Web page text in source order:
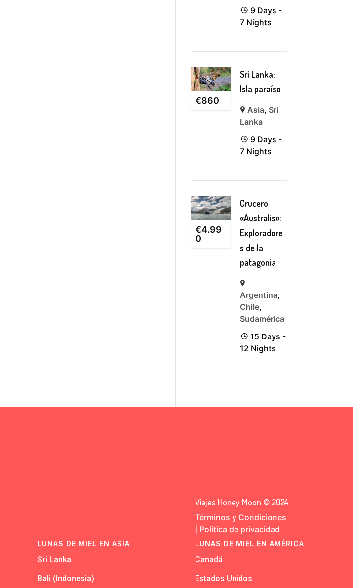
9 Days -
7 Nights
€860
Sri Lanka:
Isla paraíso
Asia, Sri
Lanka
9 Days -
7 Nights
€4.99
0
Crucero
«Australis»:
Exploradore
s de la
patagonia
Argentina,
Chile,
Sudamérica
15 Days -
12 Nights
Viajes Honey Moon © 2024
Términos y Condiciones
Política de privacidad
LUNAS DE MIEL EN ASIA
Sri Lanka
Bali (Indonesia)
LUNAS DE MIEL EN AMÉRICA
Canadá
Estados Unidos